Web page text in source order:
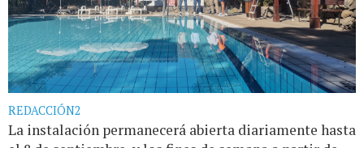
REDACCIÓN2
La instalación permanecerá abierta diariamente hasta